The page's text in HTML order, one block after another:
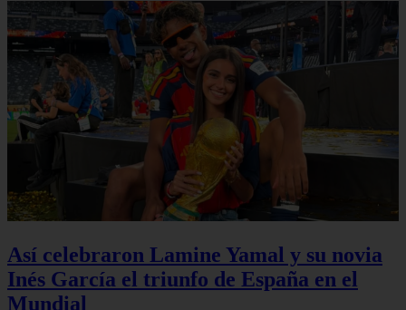
Así celebraron Lamine Yamal y su novia
Inés García el triunfo de España en el
Mundial